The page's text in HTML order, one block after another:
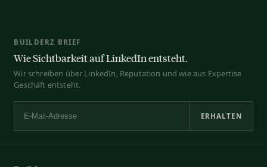
BUILDERZ BRIEF
Wie Sichtbarkeit auf LinkedIn entsteht.
Wir schreiben über LinkedIn, Reputation und wie aus Expertise
Geschäft entsteht.
E-Mail-Adresse
ERHALTEN